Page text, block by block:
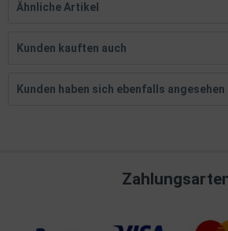
Ähnliche Artikel
Kunden kauften auch
Kunden haben sich ebenfalls angesehen